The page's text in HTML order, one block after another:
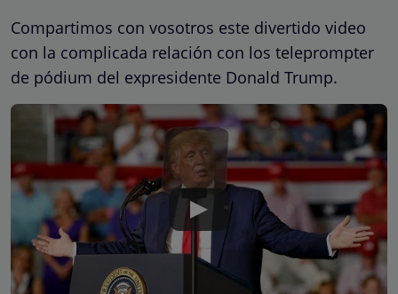
Compartimos con vosotros este divertido video
con la complicada relación con los teleprompter
de pódium del expresidente Donald Trump.